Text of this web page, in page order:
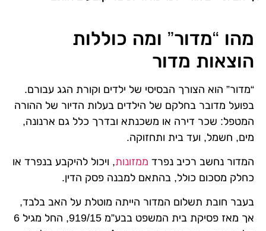
מהו “מדור” ומה כוללות
הוצאות מדור
“מדור” הוא הצורך הבסיסי של ילדים וקורת הגג עבורם.
בפועל מדובר בחלקם של הילדים בעלות הדיור של ההורה
המטפל: שכר דירה או משכנתא ובדרך כלל גם ארנונה,
מים, חשמל, ועד בית ותחזוקה.
המדור נחשב רכיב נפרד ממזונות, ויכול להיקבע בנפרד או
כחלק מסכום כולל, בהתאם למבנה פסק הדין.
בעבר חובת תשלום המדור הייתה מוטלת על האב בלבד,
אך מאז פסיקת בית המשפט בבע”מ 919/15, החל מגיל 6